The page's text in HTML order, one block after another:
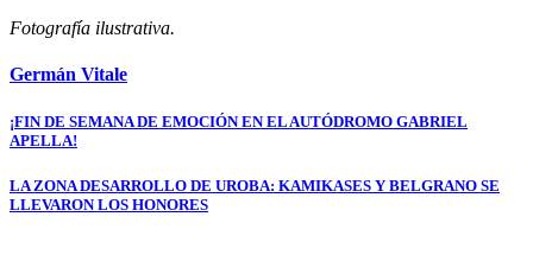
Fotografía ilustrativa.
Germán Vitale
Navegación
de
entradas
¡FIN DE SEMANA DE EMOCIÓN EN EL AUTÓDROMO GABRIEL
APELLA!
LA ZONA DESARROLLO DE UROBA: KAMIKASES Y BELGRANO SE
LLEVARON LOS HONORES